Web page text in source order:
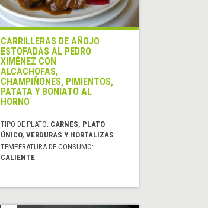
CARRILLERAS DE AÑOJO
ESTOFADAS AL PEDRO
XIMÉNEZ CON
ALCACHOFAS,
CHAMPIÑONES, PIMIENTOS,
PATATA Y BONIATO AL
HORNO
TIPO DE PLATO: CARNES, PLATO
ÚNICO, VERDURAS Y HORTALIZAS
TEMPERATURA DE CONSUMO:
CALIENTE